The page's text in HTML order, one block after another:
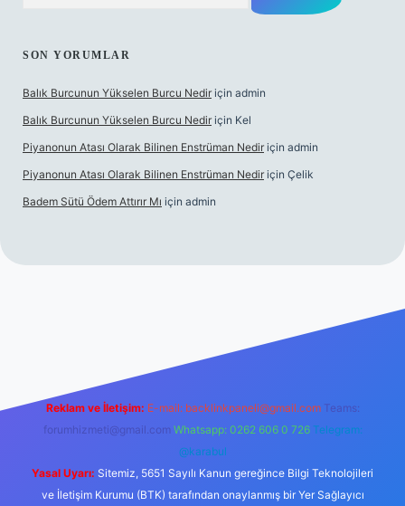
SON YORUMLAR
Balık Burcunun Yükselen Burcu Nedir için admin
Balık Burcunun Yükselen Burcu Nedir için Kel
Piyanonun Atası Olarak Bilinen Enstrüman Nedir için admin
Piyanonun Atası Olarak Bilinen Enstrüman Nedir için Çelik
Badem Sütü Ödem Attırır Mı için admin
Reklam ve İletişim: E-mail: backlinkpaneli@gmail.com Teams:
forumhizmeti@gmail.com Whatsapp: 0262 606 0 726 Telegram:
@karabul
Yasal Uyarı: Sitemiz, 5651 Sayılı Kanun gereğince Bilgi Teknolojileri
ve İletişim Kurumu (BTK) tarafından onaylanmış bir Yer Sağlayıcı